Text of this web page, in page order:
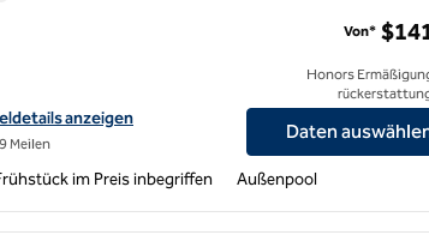
für Hampton Inn & Suites Napa anzeigen
anzeigen
Meilen
Von*
Honors
Daten
im Preis inbegriffen Außenpool